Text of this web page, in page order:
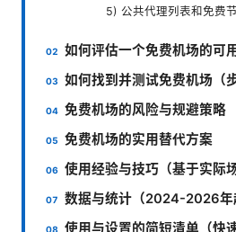
5) 公共代理列表和免费
如何评估一个免费机场的可
如何找到并测试免费机场（
免费机场的风险与规避策略
免费机场的实用替代方案
使用经验与技巧（基于实际场
数据与统计（2024-2026年
使用与设置的简短清单（快